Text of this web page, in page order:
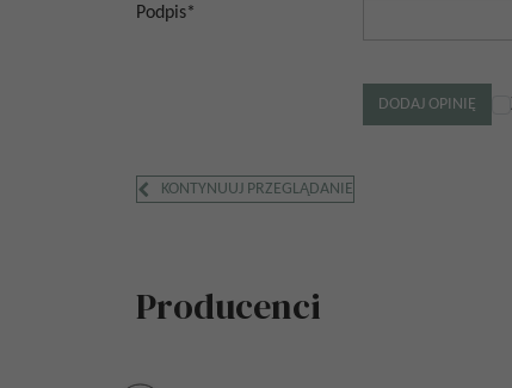
Podpis*
KONTYNUUJ PRZEGLĄDANIE
Producenci